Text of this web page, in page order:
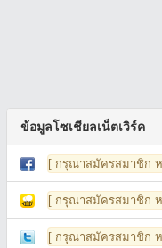
ข้อมูลโซเชียลเน็ตเวิร์ค
[ กรุณาสมัครสมาชิก ห
[ กรุณาสมัครสมาชิก ห
[ กรุณาสมัครสมาชิก ห